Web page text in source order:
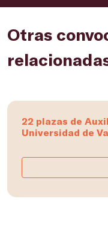
Otras
22 plazas de
Universidad de